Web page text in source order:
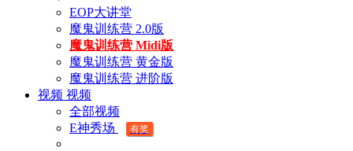
EOP大讲堂
魔鬼训练营 2.0版
魔鬼训练营 Midi版
魔鬼训练营 黄金版
魔鬼训练营 进阶版
视频 视频
全部视频
E神秀场
有奖